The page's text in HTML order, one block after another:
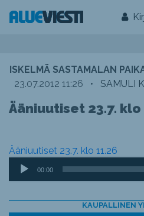
ISKELMÄ SASTAMALAN
23.07.2012 11:26
• SAMULI
Ääniuutiset 23.7. klo
Ääniuutiset 23.7. klo 11.26
Äänitoistin
00:00
KAUPALLINEN